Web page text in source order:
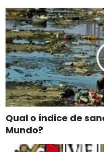
Qual o índice de
Mundo?